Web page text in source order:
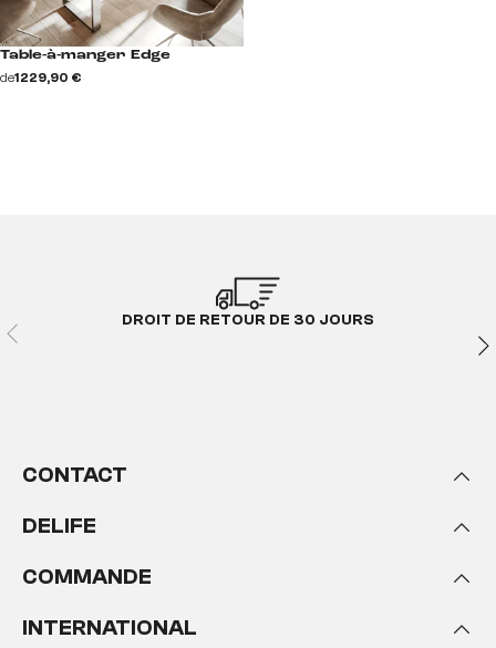
Table-à-manger Edge
de1 229,90 €
DROIT DE RETOUR DE 30 JOURS
CONTACT
DELIFE
COMMANDE
INTERNATIONAL